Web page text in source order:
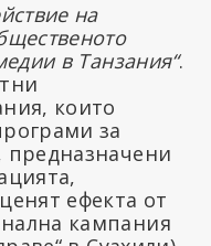
на
в Танзания“.
които
за
предназначени
ефекта от
кампания